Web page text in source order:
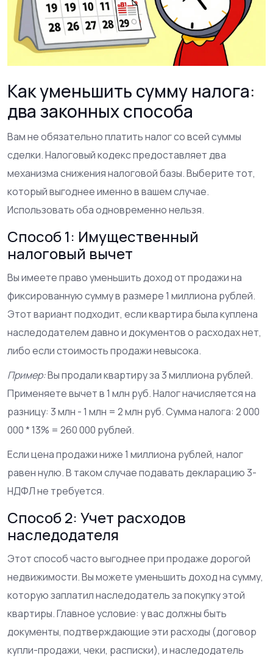
Как уменьшить сумму налога:
два законных способа
Вам не обязательно платить налог со всей суммы
сделки. Налоговый кодекс предоставляет два
механизма снижения налоговой базы. Выберите тот,
который выгоднее именно в вашем случае.
Использовать оба одновременно нельзя.
Способ 1: Имущественный
налоговый вычет
Вы имеете право уменьшить доход от продажи на
фиксированную сумму в размере 1 миллиона рублей.
Этот вариант подходит, если квартира была куплена
наследодателем давно и документов о расходах нет,
либо если стоимость продажи невысока.
Пример:Вы продали квартиру за 3 миллиона рублей.
Применяете вычет в 1 млн руб. Налог начисляется на
разницу: 3 млн - 1 млн = 2 млн руб. Сумма налога: 2 000
000 * 13% = 260 000 рублей.
Если цена продажи ниже 1 миллиона рублей, налог
равен нулю. В таком случае подавать декларацию 3-
НДФЛ не требуется.
Способ 2: Учет расходов
наследодателя
Этот способ часто выгоднее при продаже дорогой
недвижимости. Вы можете уменьшить доход на сумму,
которую заплатил наследодатель за покупку этой
квартиры. Главное условие: у вас должны быть
документы, подтверждающие эти расходы (договор
купли-продажи, чеки, расписки), и наследодатель